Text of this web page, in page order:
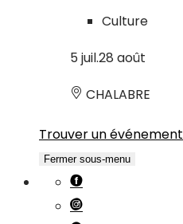
Culture
5 juil.28 août
CHALABRE
Trouver un événement
Fermer sous-menu